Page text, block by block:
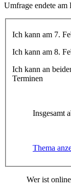
Umfrage endete am
Ich kann am 7.
Ich kann am 8.
Ich kann an
Terminen
Insgesamt
Thema
Wer ist